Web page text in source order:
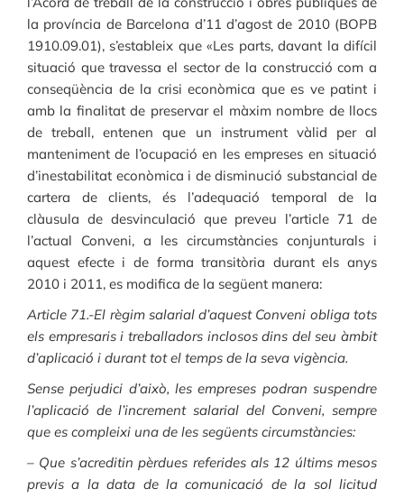
la província de Barcelona d’11 d’agost de 2010 (BOPB
1910.09.01), s’estableix que «Les parts, davant la difícil
situació que travessa el sector de la construcció com a
conseqüència de la crisi econòmica que es ve patint i
amb la finalitat de preservar el màxim nombre de llocs
de treball, entenen que un instrument vàlid per al
manteniment de l’ocupació en les empreses en situació
d’inestabilitat econòmica i de disminució substancial de
cartera de clients, és l’adequació temporal de la
clàusula de desvinculació que preveu l’article 71 de
l’actual Conveni, a les circumstàncies conjunturals i
aquest efecte i de forma transitòria durant els anys
2010 i 2011, es modifica de la següent manera:
Article 71.-El règim salarial d’aquest Conveni obliga tots
els empresaris i treballadors inclosos dins del seu àmbit
d’aplicació i durant tot el temps de la seva vigència.
Sense perjudici d’això, les empreses podran suspendre
l’aplicació de l’increment salarial del Conveni, sempre
que es compleixi una de les següents circumstàncies:
– Que s’acreditin pèrdues referides als 12 últims mesos
previs a la data de la comunicació de la sol licitud